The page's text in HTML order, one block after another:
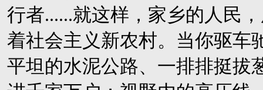
行者......就这样，家乡的人民
着社会主义新农村。当你驱车
平坦的水泥公路、一排排挺拔